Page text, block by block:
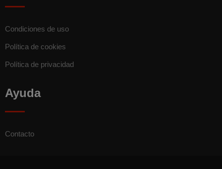
Condiciones de uso
Política de cookies
Política de privacidad
Ayuda
Contacto